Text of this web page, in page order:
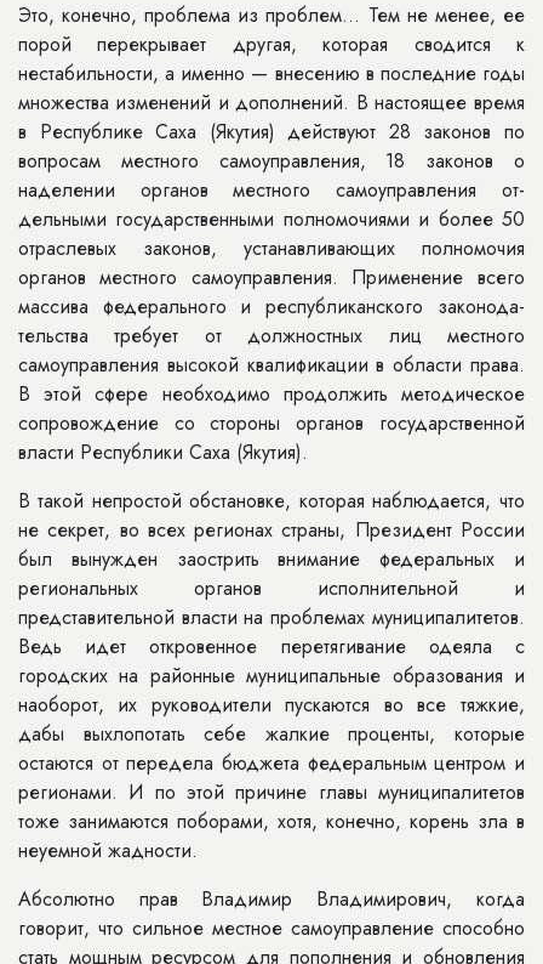
Это, конечно, проблема из про­блем... Тем не менее, ее
порой пере­крывает другая, которая сводится к
нестабильности, а именно — внесению в последние годы
множества измене­ний и дополнений. В настоящее время
в Республике Саха (Якутия) действуют 28 законов по
вопросам местного самоуправления, 18 законов о
наделении органов местного самоуправления от­
дельными государственными полно­мочиями и более 50
отраслевых за­конов, устанавливающих полномочия
органов местного самоуправления. Применение всего
массива федераль­ного и республиканского законода­
тельства требует от должностных лиц местного
самоуправления высокой квалификации в области права.
В этой сфере необходимо продолжить мето­дическое
сопровождение со стороны органов государственной
власти Ре­спублики Саха (Якутия).
В такой непростой обстановке, ко­торая наблюдается, что
не секрет, во всех регионах страны, Президент Рос­сии
был вынужден заострить внимание федеральных и
региональных органов исполнительной и
представительной власти на проблемах муниципалите­тов.
Ведь идет откровенное перетяги­вание одеяла с
городских на районные муниципальные образования и
наобо­рот, их руководители пускаются во все тяжкие,
дабы выхлопотать себе жалкие проценты, которые
остаются от пере­дела бюджета федеральным центром и
регионами. И по этой причине гла­вы муниципалитетов
тоже занимаются поборами, хотя, конечно, корень зла в
неуемной жадности.
Абсолютно прав Владимир Влади­мирович, когда
говорит, что сильное местное самоуправление способно
стать мощным ресурсом для попол­нения и обновления